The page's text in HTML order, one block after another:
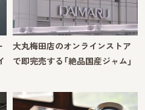
大丸梅田店のオンラインストア
で即完売する「絶品国産ジャム」